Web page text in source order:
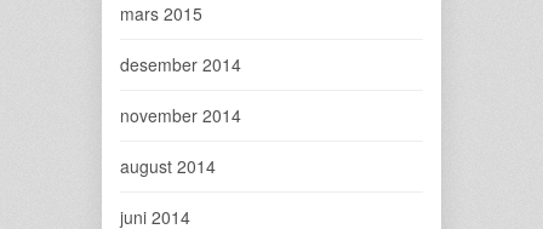
mars 2015
desember 2014
november 2014
august 2014
juni 2014